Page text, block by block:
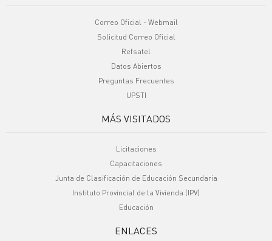
Correo Oficial - Webmail
Solicitud Correo Oficial
Refsatel
Datos Abiertos
Preguntas Frecuentes
UPSTI
MÁS VISITADOS
Licitaciones
Capacitaciones
Junta de Clasificación de Educación Secundaria
Instituto Provincial de la Vivienda (IPV)
Educación
ENLACES